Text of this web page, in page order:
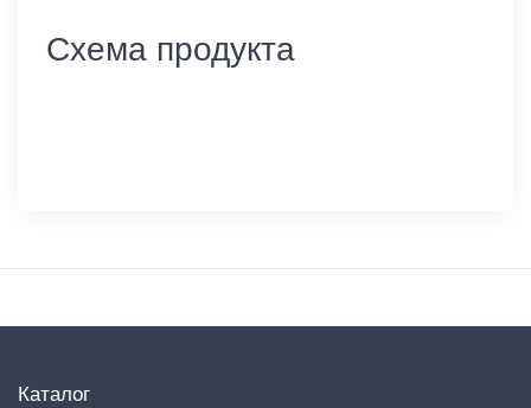
Схема продукта
Каталог